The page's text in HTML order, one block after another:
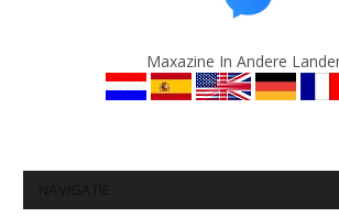
Maxazine In Andere